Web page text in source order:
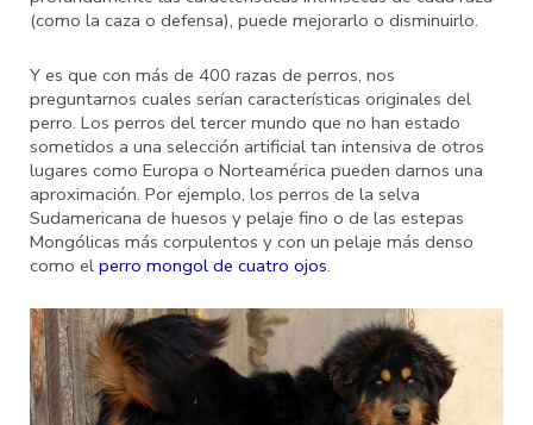
(como la caza o defensa), puede mejorarlo o disminuirlo.
Y es que con más de 400 razas de perros, nos
preguntarnos cuales serían características originales del
perro. Los perros del tercer mundo que no han estado
sometidos a una selección artificial tan intensiva de otros
lugares como Europa o Norteamérica pueden darnos una
aproximación. Por ejemplo, los perros de la selva
Sudamericana de huesos y pelaje fino o de las estepas
Mongólicas más corpulentos y con un pelaje más denso
como el perro mongol de cuatro ojos.